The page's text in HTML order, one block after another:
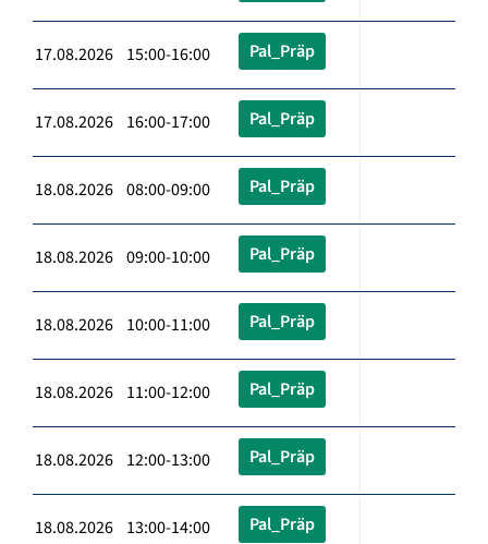
17.08.2026 15:00-16:00 Pal_Präp
17.08.2026 16:00-17:00 Pal_Präp
18.08.2026 08:00-09:00 Pal_Präp
18.08.2026 09:00-10:00 Pal_Präp
18.08.2026 10:00-11:00 Pal_Präp
18.08.2026 11:00-12:00 Pal_Präp
18.08.2026 12:00-13:00 Pal_Präp
18.08.2026 13:00-14:00 Pal_Präp